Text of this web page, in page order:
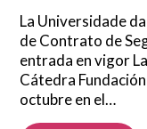
La Universidade
de Contrato de
entrada en vigor
Cátedra
octubre en el…